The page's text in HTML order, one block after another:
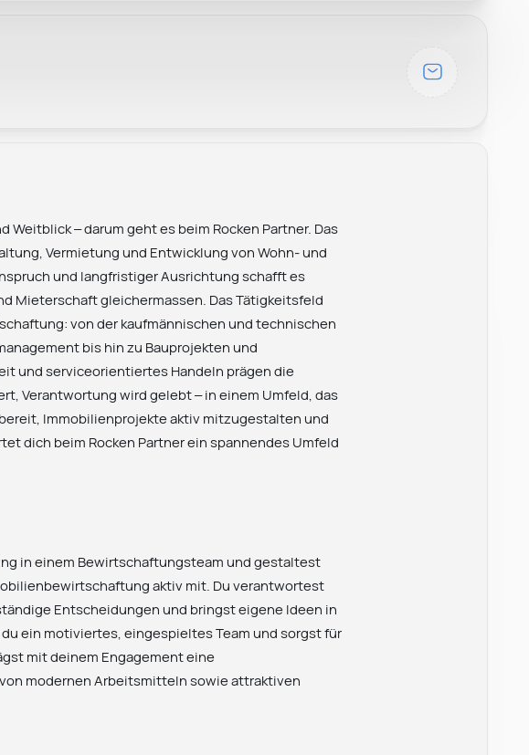
– darum geht es beim Rocken Partner. Das
Vermietung und Entwicklung von Wohn- und
und langfristiger Ausrichtung schafft es
Mieterschaft gleichermassen. Das Tätigkeitsfeld
von der kaufmännischen und technischen
bis hin zu Bauprojekten und
und serviceorientiertes Handeln prägen die
Verantwortung wird gelebt – in einem Umfeld, das
Immobilienprojekte aktiv mitzugestalten und
dich beim Rocken Partner ein spannendes Umfeld
in einem Bewirtschaftungsteam und gestaltest
aktiv mit. Du verantwortest
Entscheidungen und bringst eigene Ideen in
ein motiviertes, eingespieltes Team und sorgst für
mit deinem Engagement eine
modernen Arbeitsmitteln sowie attraktiven